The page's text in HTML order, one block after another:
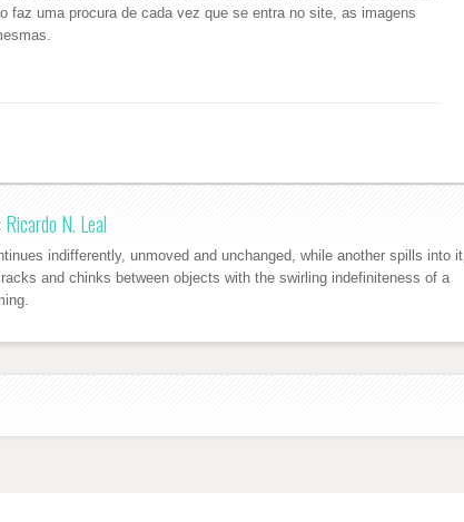
faz uma procura de cada vez que se entra no site, as imagens
Ricardo N. Leal
indifferently, unmoved and unchanged, while another spills into it,
and chinks between objects with the swirling indefiniteness of a